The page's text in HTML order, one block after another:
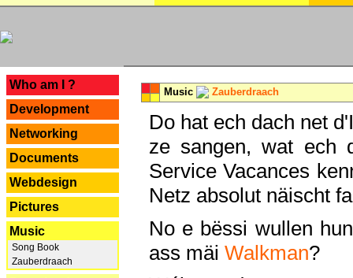
Who am I ?
Development
Networking
Documents
Webdesign
Pictures
Music
Song Book
Zauberdraach
Music Zauberdraach
Do hat ech dach net
ze sangen, wat ech
Service Vacances
Netz absolut näischt
No e bëssi wullen
ass mäi Walkman?